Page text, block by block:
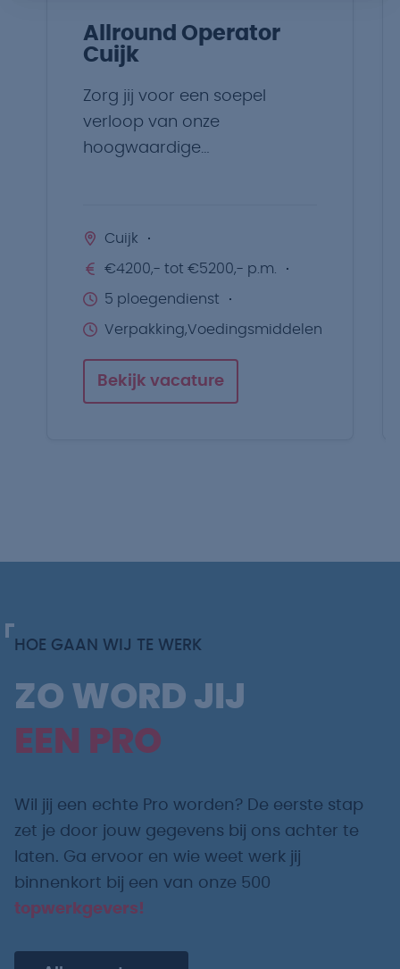
Allround Operator
Cuijk
Zorg jij voor een soepel
verloop van onze
hoogwaardige
Cuijk
€4200,- tot €5200,- p.m.
5 ploegendienst
Verpakking,Voedingsmiddelen
Bekijk vacature
HOE GAAN WIJ TE WERK
ZO WORD JIJ
EEN PRO
Wil jij een echte Pro worden? De eerste stap
zet je door jouw gegevens bij ons achter te
laten. Ga ervoor en wie weet werk jij
binnenkort bij een van onze 500
topwerkgevers!